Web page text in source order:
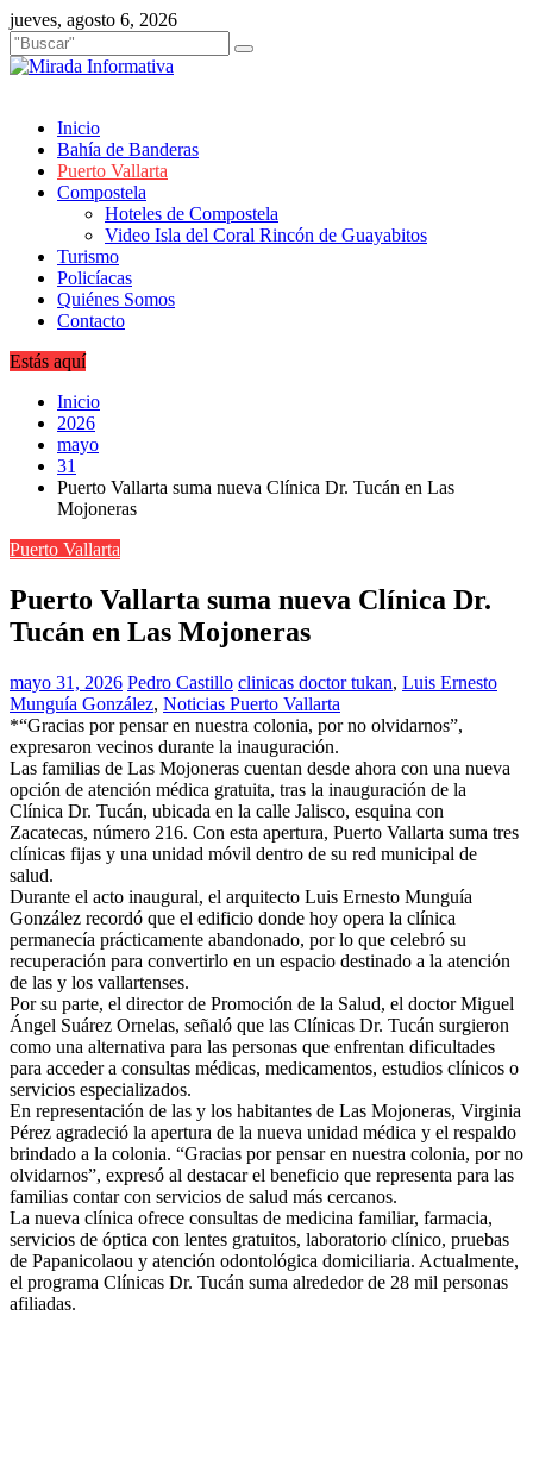
Saltar
al
contenido
jueves, agosto 6, 2026
Inicio
Bahía de Banderas
Puerto Vallarta
Compostela
Hoteles de Compostela
Video Isla del Coral Rincón de Guayabitos
Turismo
Policíacas
Quiénes Somos
Contacto
Estás aquí
Inicio
2026
mayo
31
Puerto Vallarta suma nueva Clínica Dr. Tucán en Las
Mojoneras
Puerto Vallarta
Puerto Vallarta suma nueva Clínica Dr.
Tucán en Las Mojoneras
mayo 31, 2026 Pedro Castillo clinicas doctor tukan, Luis Ernesto
Munguía González, Noticias Puerto Vallarta
*“Gracias por pensar en nuestra colonia, por no olvidarnos”,
expresaron vecinos durante la inauguración.
Las familias de Las Mojoneras cuentan desde ahora con una nueva
opción de atención médica gratuita, tras la inauguración de la
Clínica Dr. Tucán, ubicada en la calle Jalisco, esquina con
Zacatecas, número 216. Con esta apertura, Puerto Vallarta suma tres
clínicas fijas y una unidad móvil dentro de su red municipal de
salud.
Durante el acto inaugural, el arquitecto Luis Ernesto Munguía
González recordó que el edificio donde hoy opera la clínica
permanecía prácticamente abandonado, por lo que celebró su
recuperación para convertirlo en un espacio destinado a la atención
de las y los vallartenses.
Por su parte, el director de Promoción de la Salud, el doctor Miguel
Ángel Suárez Ornelas, señaló que las Clínicas Dr. Tucán surgieron
como una alternativa para las personas que enfrentan dificultades
para acceder a consultas médicas, medicamentos, estudios clínicos o
servicios especializados.
En representación de las y los habitantes de Las Mojoneras, Virginia
Pérez agradeció la apertura de la nueva unidad médica y el respaldo
brindado a la colonia. “Gracias por pensar en nuestra colonia, por no
olvidarnos”, expresó al destacar el beneficio que representa para las
familias contar con servicios de salud más cercanos.
La nueva clínica ofrece consultas de medicina familiar, farmacia,
servicios de óptica con lentes gratuitos, laboratorio clínico, pruebas
de Papanicolaou y atención odontológica domiciliaria. Actualmente,
el programa Clínicas Dr. Tucán suma alrededor de 28 mil personas
afiliadas.